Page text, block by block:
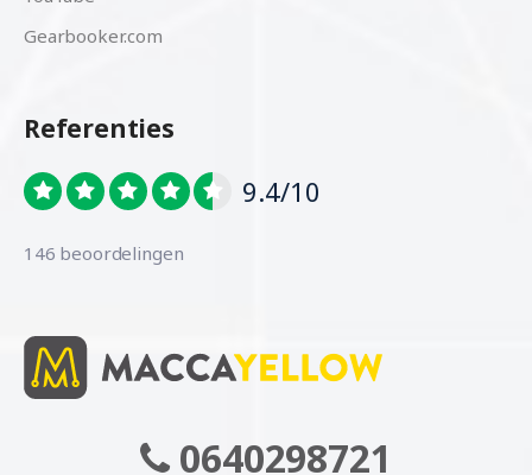
Gearbooker.com
Referenties
9.4/10
146 beoordelingen
0640298721